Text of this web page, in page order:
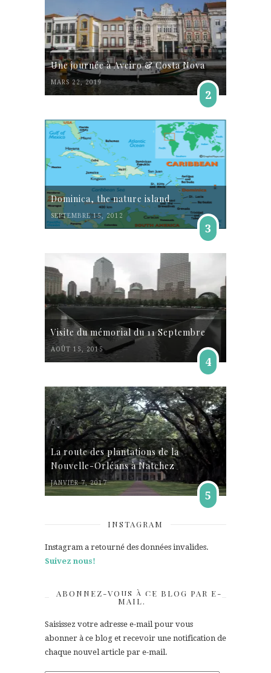
Une journée à Aveiro & Costa Nova
MARS 22, 2019
2
Dominica, the nature island
SEPTEMBRE 15, 2012
3
Visite du mémorial du 11 Septembre
AOÛT 15, 2015
4
La route des plantations de la
Nouvelle-Orléans à Natchez
JANVIER 7, 2017
5
INSTAGRAM
Instagram a retourné des données invalides.
Suivez nous!
ABONNEZ-VOUS À CE BLOG PAR E-
MAIL.
Saisissez votre adresse e-mail pour vous
abonner à ce blog et recevoir une notification de
chaque nouvel article par e-mail.